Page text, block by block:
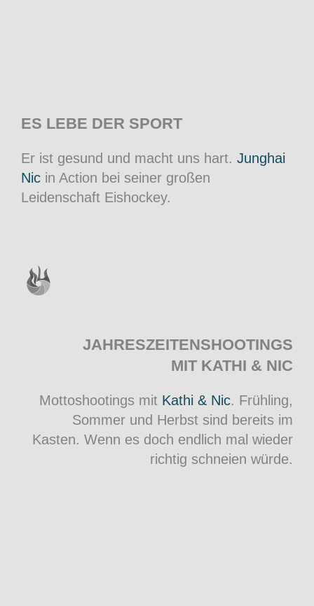
ES LEBE DER SPORT
Er ist gesund und macht uns hart. Junghai
Nic in Action bei seiner großen
Leidenschaft Eishockey.
JAHRESZEITENSHOOTINGS
MIT KATHI & NIC
Mottoshootings mit Kathi & Nic. Frühling,
Sommer und Herbst sind bereits im
Kasten. Wenn es doch endlich mal wieder
richtig schneien würde.